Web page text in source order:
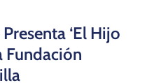
‘El Hijo
Fundación